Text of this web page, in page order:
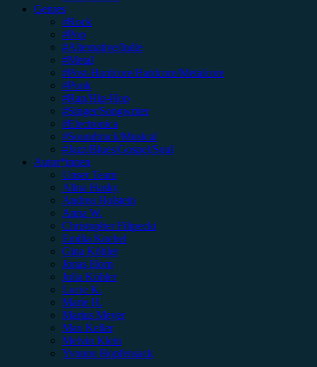
Genres
#Rock
#Pop
#Alternative/Indie
#Metal
#Post-Hardcore/Hardcore/Metalcore
#Punk
#Rap/Hip-Hop
#Singer/Songwriter
#Electronica
#Soundtrack/Musical
#Jazz/Blues/Gospel/Soul
Autor*innen
Unser Team
Alina Hasky
Andrea Holstein
Anna W.
Christopher Filipecki
Emilia Knebel
Gina Köhler
Jonas Horn
Julia Köhler
Lucie K.
Marie H.
Marius Meyer
Max Keller
Melvin Klein
Yvonne Hopfensack